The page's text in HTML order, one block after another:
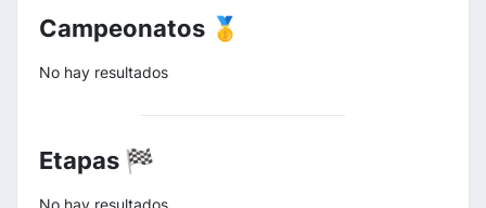
Campeonatos 🥇
No hay resultados
Etapas 🏁
No hay resultados